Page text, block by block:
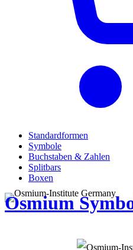
Standardformen
Symbole
Buchstaben & Zahlen
Splitbars
Boxen
Osmium